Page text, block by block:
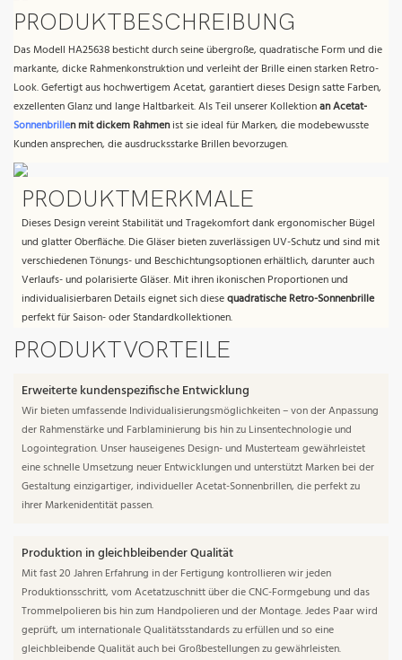
PRODUKTBESCHREIBUNG
Das Modell HA25638 besticht durch seine übergroße, quadratische Form und die
markante, dicke Rahmenkonstruktion und verleiht der Brille einen starken Retro-
Look. Gefertigt aus hochwertigem Acetat, garantiert dieses Design satte Farben,
exzellenten Glanz und lange Haltbarkeit. Als Teil unserer Kollektionan Acetat-
Sonnenbrillen mit dickem Rahmenist sie ideal für Marken, die modebewusste
Kunden ansprechen, die ausdrucksstarke Brillen bevorzugen.
PRODUKTMERKMALE
Dieses Design vereint Stabilität und Tragekomfort dank ergonomischer Bügel
und glatter Oberfläche. Die Gläser bieten zuverlässigen UV-Schutz und sind mit
verschiedenen Tönungs- und Beschichtungsoptionen erhältlich, darunter auch
Verlaufs- und polarisierte Gläser. Mit ihren ikonischen Proportionen und
individualisierbaren Details eignet sich diesequadratische Retro-Sonnenbrille
perfekt für Saison- oder Standardkollektionen.
PRODUKTVORTEILE
Erweiterte kundenspezifische Entwicklung
Wir bieten umfassende Individualisierungsmöglichkeiten – von der Anpassung
der Rahmenstärke und Farblaminierung bis hin zu Linsentechnologie und
Logointegration. Unser hauseigenes Design- und Musterteam gewährleistet
eine schnelle Umsetzung neuer Entwicklungen und unterstützt Marken bei der
Gestaltung einzigartiger, individueller Acetat-Sonnenbrillen, die perfekt zu
ihrer Markenidentität passen.
Produktion in gleichbleibender Qualität
Mit fast 20 Jahren Erfahrung in der Fertigung kontrollieren wir jeden
Produktionsschritt, vom Acetatzuschnitt über die CNC-Formgebung und das
Trommelpolieren bis hin zum Handpolieren und der Montage. Jedes Paar wird
geprüft, um internationale Qualitätsstandards zu erfüllen und so eine
gleichbleibende Qualität auch bei Großbestellungen zu gewährleisten.